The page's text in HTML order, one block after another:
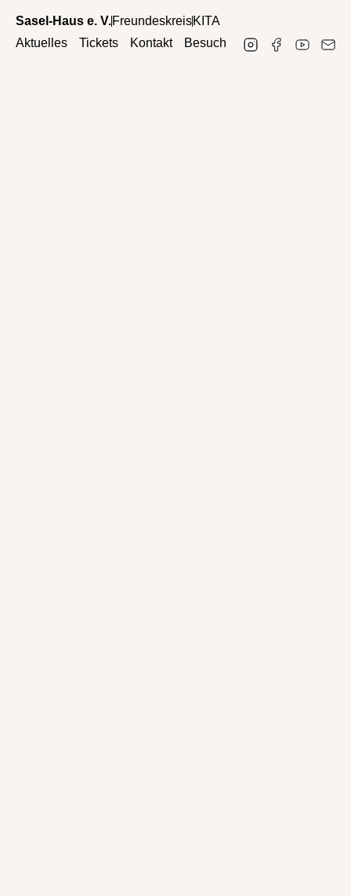
Sasel-Haus e. V.FreundeskreisKITA
Aktuelles
Tickets Kontakt Besuch